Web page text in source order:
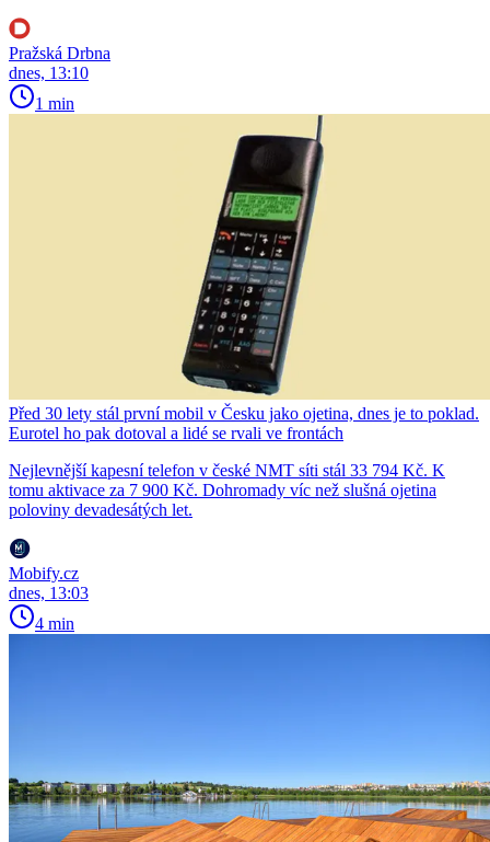
Pražská Drbna
dnes, 13:10
1 min
Před 30 lety stál první mobil v Česku jako ojetina, dnes je to poklad.
Eurotel ho pak dotoval a lidé se rvali ve frontách
Nejlevnější kapesní telefon v české NMT síti stál 33 794 Kč. K
tomu aktivace za 7 900 Kč. Dohromady víc než slušná ojetina
poloviny devadesátých let.
Mobify.cz
dnes, 13:03
4 min